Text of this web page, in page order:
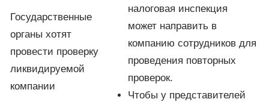
Государственные
органы хотят
провести проверку
ликвидируемой
компании
налоговая инспекция
может направить в
компанию сотрудников для
проведения повторных
проверок.
Чтобы у представителей